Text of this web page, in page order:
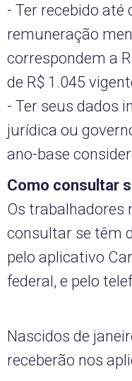
- Ter recebido
remuneração
correspondem a
de R$ 1.045
- Ter seus dados
jurídica ou
ano-base
Como consultar
Os trabalhadores
consultar se têm
pelo aplicativo
federal, e pelo
Nascidos de
receberão nos